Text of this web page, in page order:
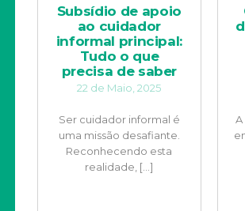
Subsídio de apoio
ao cuidador
informal principal:
Tudo o que
precisa de saber
22 de Maio, 2025
Ser cuidador informal é
uma missão desafiante.
Reconhecendo esta
realidade, [...]
A